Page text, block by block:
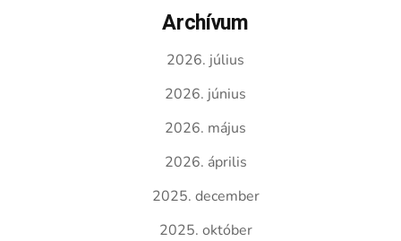
Archívum
2026. július
2026. június
2026. május
2026. április
2025. december
2025. október